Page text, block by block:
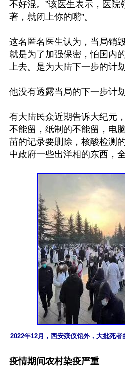
不好混。”该医生表示，医院
著，就闭上你的嘴”。
这名匿名医生认为，当局销
就是为了加强保密，怕国内
上去。是为大陆下一步的计划
他没有透露当局的下一步计划
有大陆民众近期告诉大纪元
不能留，纸制的不能留，电
苗的记录要删除，核酸检测
中政府一些出洋相的东西，
2022年12月，西安殡仪馆外，大批死者
疫情期间农村染疫严重